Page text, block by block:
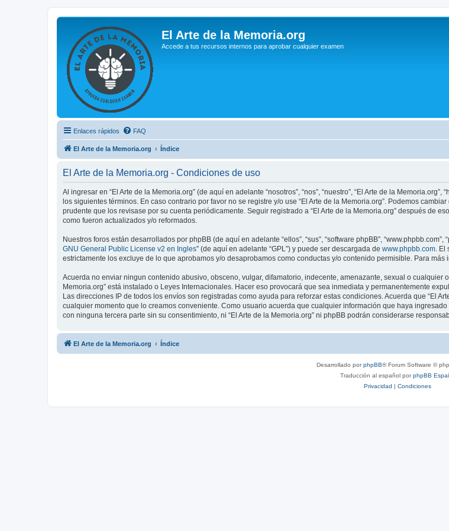
El Arte de la Memoria.org
Accede a tus recursos internos para aprobar cualquier examen
Enlaces rápidos FAQ
El Arte de la Memoria.org Índice
El Arte de la Memoria.org - Condiciones de uso
Al ingresar en “El Arte de la Memoria.org” (de aquí en adelante “nosotros”, “nos”, “nuestro”, “El Arte de la
los siguientes términos. En caso contrario por favor no se registre y/o use “El Arte de la Memoria.org”. Podemos
prudente que los revisase por su cuenta periódicamente. Seguir registrado a “El Arte de la Memoria.org” después de
como fueron actualizados y/o reformados.
Nuestros foros están desarrollados por phpBB (de aquí en adelante “ellos”, “sus”, “software phpBB”,
GNU General Public License v2 en Ingles” (de aquí en adelante “GPL”) y puede ser descargada de www.phpbb.com. El
estrictamente los excluye de lo que aprobamos y/o desaprobamos como conductas y/o contenido permisible. Para más
Acuerda no enviar ningun contenido abusivo, obsceno, vulgar, difamatorio, indecente, amenazante, sexual o
Memoria.org” está instalado o Leyes Internacionales. Hacer eso provocará que sea inmediata y permanentemente
Las direcciones IP de todos los envíos son registradas como ayuda para reforzar estas condiciones. Acuerda que “El
cualquier momento que lo creamos conveniente. Como usuario acuerda que cualquier información que haya
con ninguna tercera parte sin su consentimiento, ni “El Arte de la Memoria.org” ni phpBB podrán considerarse
El Arte de la Memoria.org Índice
Desarrollado porphpBB® Forum Software ©
Traducción al español porphpBB
Privacidad | Condiciones